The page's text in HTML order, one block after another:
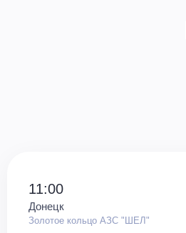
11:00
Донецк
Золотое кольцо АЗС "ШЕЛ"